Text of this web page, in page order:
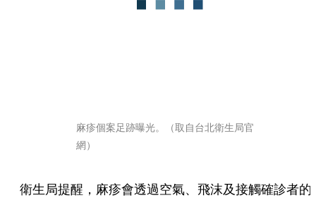
麻疹個案足跡曝光。（取自台北衛生局官
網）
衛生局提醒，麻疹會透過空氣、飛沫及接觸確診者的